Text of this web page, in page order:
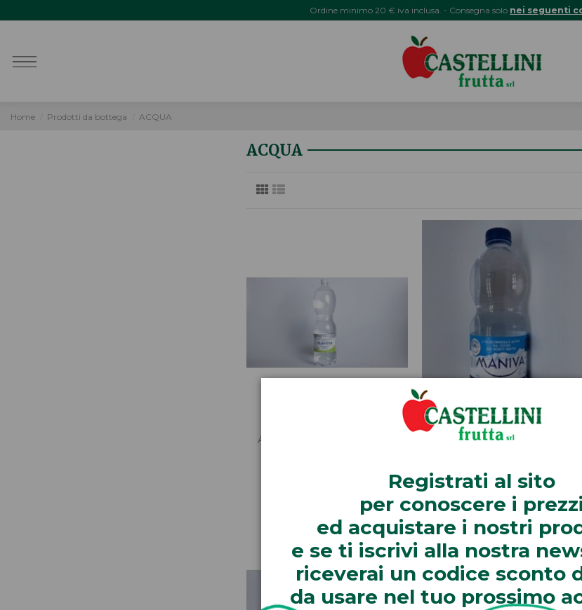
Ordine minimo 20 € iva inclusa. - Consegna solo nei seguenti
Home Prodotti da bottega ACQUA
ACQUA
Acqua maniva naturale 1,5
Acqua maniva frizzante cl
Guarda
Registrati al sito
per conoscere i prezzi
ed acquistare i nostri
e se ti iscrivi alla nostra
riceverai un codice sconto
da usare nel tuo prossimo